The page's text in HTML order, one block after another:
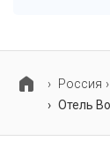
Россия
Отель